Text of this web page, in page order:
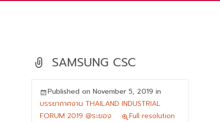
SAMSUNG CSC
Published on November 5, 2019 in
บรรยากาศงาน THAILAND INDUSTRIAL
FORUM 2019 @ระยอง
Full resolution